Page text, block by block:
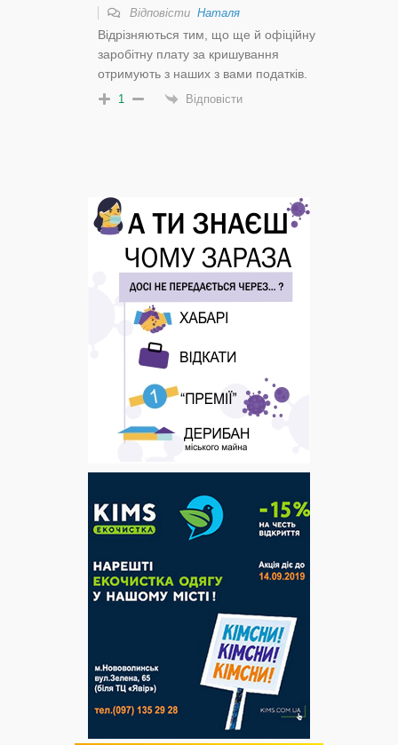
Відповісти Наталя
Відрізняються тим, що ще й офіційну
заробітну плату за кришування
отримують з наших з вами податків.
1 Відповісти